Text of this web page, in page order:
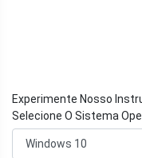
Experimente Nosso
Selecione O Sistema